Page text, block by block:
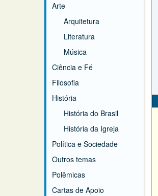
Arte
Arquitetura
Literatura
Música
Ciência e Fé
Filosofia
História
História do Brasil
História da Igreja
Política e Sociedade
Outros temas
Polêmicas
Cartas de Apoio